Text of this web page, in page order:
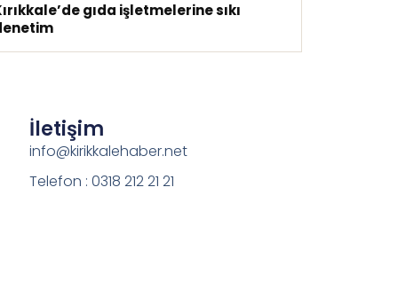
gıda işletmelerine sıkı
İletişim
info@kirikkalehaber.net
Telefon : 0318 212 21 21